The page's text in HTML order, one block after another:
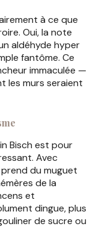
à ce que
Oui, la note
aldéhyde hyper
fantôme. Ce
immaculée —
les murs seraient
Bisch est pour
Avec
du muguet
de la
et
dingue, plus
de sucre ou